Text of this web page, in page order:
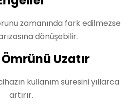
zamanında fark edilmezse
dönüşebilir.
Uzatır
kullanım süresini yıllarca
artırır.